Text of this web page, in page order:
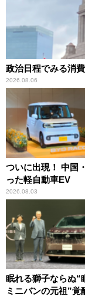
政治日程でみる消
2026.08.06
ついに出現！ 中国
った軽自動車EV
2026.08.03
眠れる獅子ならぬ“
ミニバンの元祖”覚